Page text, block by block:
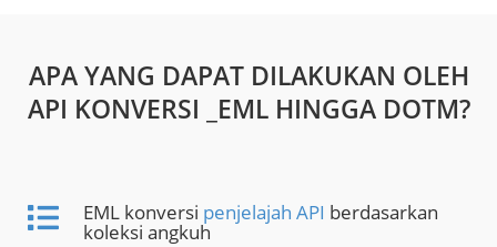
APA YANG DAPAT DILAKUKAN OLEH
API KONVERSI _EML HINGGA DOTM?
EML konversi penjelajah API berdasarkan
koleksi angkuh